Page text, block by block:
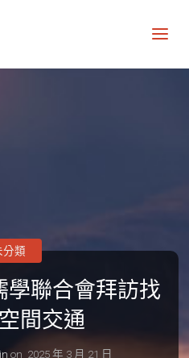
學聯合會拜訪找
間交通
on 2025 年 3 月 21 日
分類